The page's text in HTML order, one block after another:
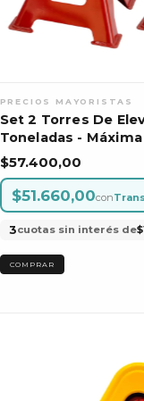
Set 2 Torres De
Toneladas -
$57.400,00
$51.660,00con
3cuotas sin interés de